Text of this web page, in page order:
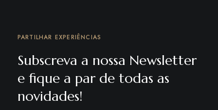
PARTILHAR EXPERIÊNCIAS
Subscreva a nossa Newsletter
e fique a par de todas as
novidades!